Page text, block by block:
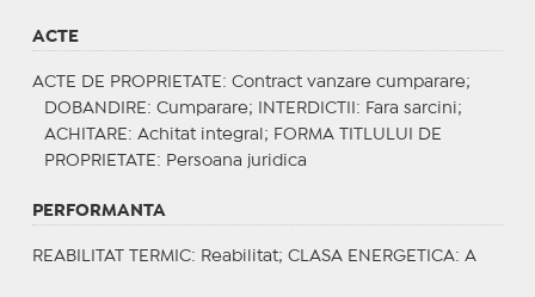
ACTE
ACTE DE PROPRIETATE : Contract vanzare cumparare;
DOBANDIRE : Cumparare; INTERDICTII : Fara sarcini;
ACHITARE : Achitat integral; FORMA TITLULUI DE
PROPRIETATE : Persoana juridica
PERFORMANTA
REABILITAT TERMIC: Reabilitat; CLASA ENERGETICA: A